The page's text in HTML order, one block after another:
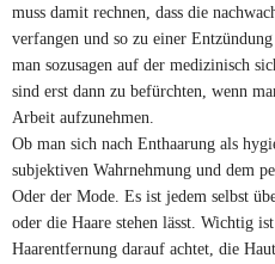
muss damit rechnen, dass die
verfangen und so zu einer
man sozusagen auf der medizinisch
sind erst dann zu befürchten, wenn
Arbeit aufzunehmen.
Ob man sich nach Enthaarung als
subjektiven Wahrnehmung und dem
Oder der Mode. Es ist jedem selbst
oder die Haare stehen lässt. Wichtig
Haarentfernung darauf achtet, die